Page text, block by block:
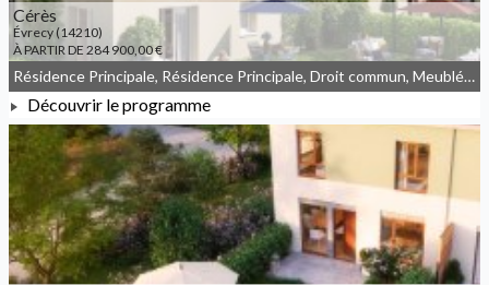
Cérès
Évrecy (14210)
À PARTIR DE 284 900,00 €
À PARTIR DE 284 900,00 €
Résidence Principale, Résidence Principale, Droit commun, Meublé non géré, JEANBRUN
Découvrir le programme